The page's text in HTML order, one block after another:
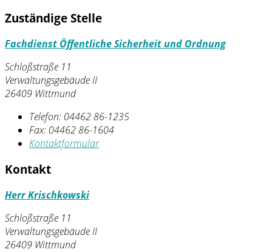
Zuständige Stelle
Fachdienst Öffentliche Sicherheit und Ordnung
Schloßstraße 11
Verwaltungsgebäude II
26409 Wittmund
Telefon: 04462 86-1235
Fax: 04462 86-1604
Kontaktformular
Kontakt
Herr Krischkowski
Schloßstraße 11
Verwaltungsgebäude II
26409 Wittmund